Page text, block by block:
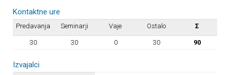
Kontaktne ure
Predavanja Seminarji Vaje Ostalo Σ
30 30 0 30 90
Izvajalci